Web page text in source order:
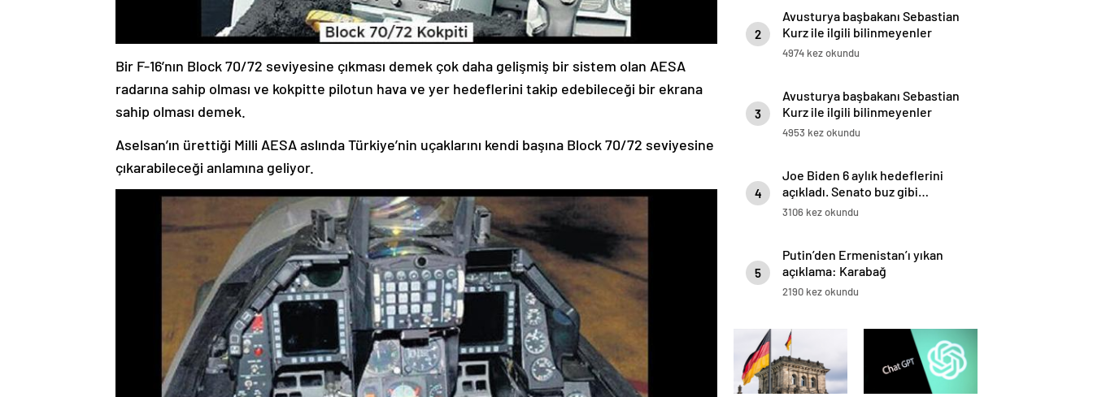
Bir F-16’nın Block 70/72 seviyesine çıkması demek çok daha gelişmiş bir sistem olan AESA
radarına sahip olması ve kokpitte pilotun hava ve yer hedeflerini takip edebileceği bir ekrana
sahip olması demek.
Aselsan’ın ürettiği Milli AESA aslında Türkiye’nin uçaklarını kendi başına Block 70/72 seviyesine
çıkarabileceği anlamına geliyor.
2
Avusturya başbakanı Sebastian
Kurz ile ilgili bilinmeyenler
4974 kez okundu
3
Avusturya başbakanı Sebastian
Kurz ile ilgili bilinmeyenler
4953 kez okundu
4
Joe Biden 6 aylık hedeflerini
açıkladı. Senato buz gibi…
3106 kez okundu
5
Putin’den Ermenistan’ı yıkan
açıklama: Karabağ
Azerbaycan’ın ayrılmaz bir
2190 kez okundu